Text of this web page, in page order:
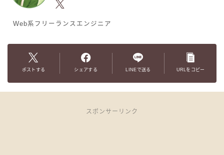
Web系フリーランスエンジニア
ポストする シェアする LINEで送る URLをコピー
スポンサーリンク